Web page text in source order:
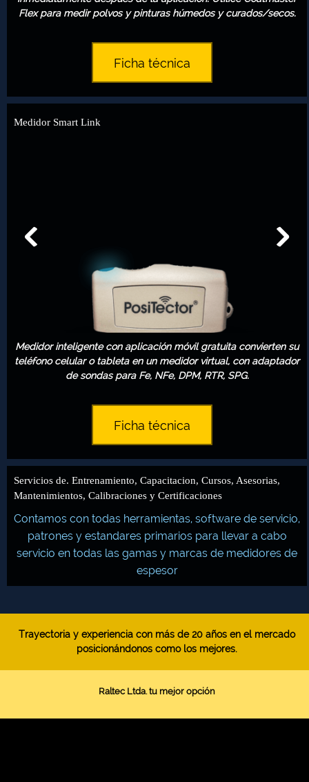
Flex para medir polvos y pinturas húmedos y curados/secos.
Ficha técnica
Medidor Smart Link
Medidor inteligente con aplicación móvil gratuita convierten su
teléfono celular o tableta en un medidor virtual, con adaptador
de sondas para Fe, NFe, DPM, RTR, SPG.
Ficha técnica
Servicios de. Entrenamiento, Capacitacion, Cursos, Asesorias,
Mantenimientos, Calibraciones y Certificaciones
Contamos con todas herramientas, software de servicio,
patrones y estandares primarios para llevar a cabo
servicio en todas las gamas y marcas de medidores de
espesor
Raltec Ltda. tu mejor opción
Trayectoria y experiencia con más de 20 años en el mercado
posicionándonos como los mejores.